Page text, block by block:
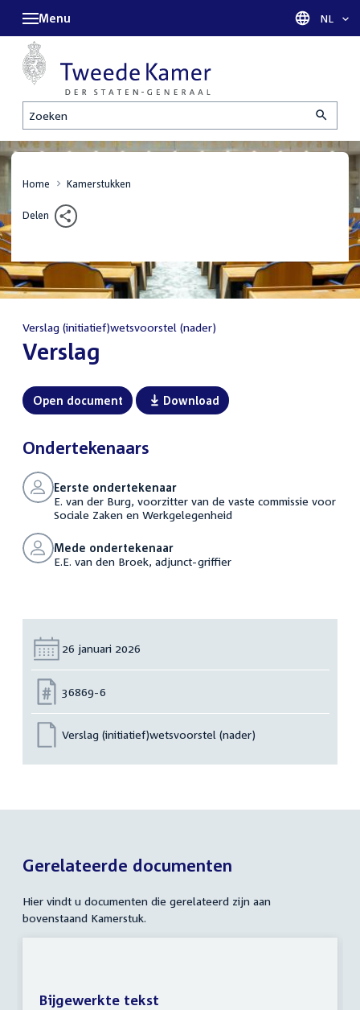
Zoeken
Menu Taal
NL
Home Kamerstukken
Delen
Verslag (initiatief)wetsvoorstel (nader)
:Verslag
Open document Download
Ondertekenaars
Eerste ondertekenaar
E. van der Burg, voorzitter van de vaste commissie voor
Sociale Zaken en Werkgelegenheid
Mede ondertekenaar
E.E. van den Broek, adjunct-griffier
Datum:
26 januari 2026
Nummer:
36869-6
Verslag (initiatief)wetsvoorstel (nader)
Gerelateerde documenten
Hier vindt u documenten die gerelateerd zijn aan
bovenstaand Kamerstuk.
Bijgewerkte tekst